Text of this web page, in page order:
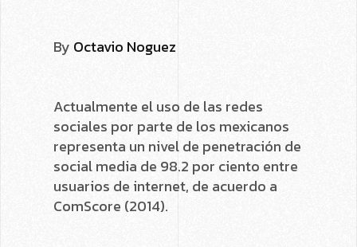
By Octavio Noguez
Actualmente el uso de las redes
sociales por parte de los mexicanos
representa un nivel de penetración de
social media de 98.2 por ciento entre
usuarios de internet, de acuerdo a
ComScore (2014).